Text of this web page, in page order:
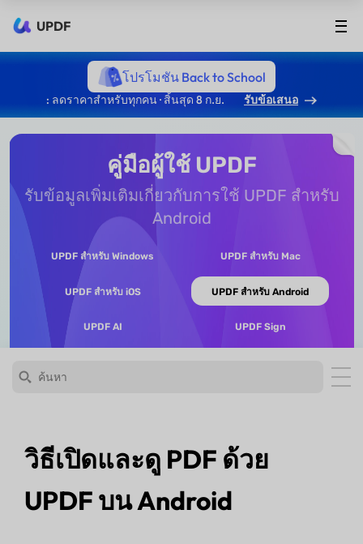
UPDF
โปรโมชัน Back to School
: ลดราคาสำหรับทุกคน · สิ้นสุด 8 ก.ย. รับข้อเสนอ
คู่มือผู้ใช้ UPDF
รับข้อมูลเพิ่มเติมเกี่ยวกับการใช้ UPDF สำหรับ
Android
UPDF สำหรับ Windows UPDF สำหรับ Mac
UPDF สำหรับ iOS UPDF สำหรับ Android
UPDF AI UPDF Sign
วิธีเปิดและดู PDF ด้วย
UPDF บน Android